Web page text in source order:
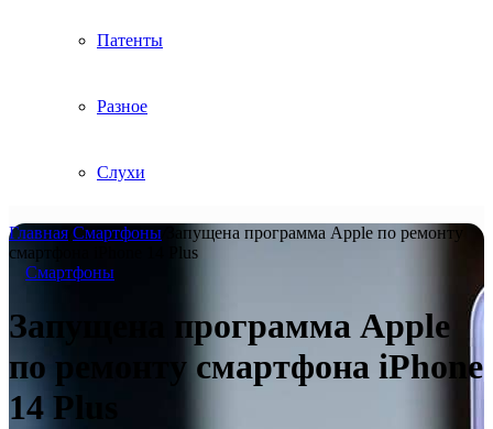
Патенты
Разное
Слухи
Главная Смартфоны
Запущена программа Apple по ремонту
смартфона iPhone 14 Plus
Смартфоны
Запущена программа Apple
по ремонту смартфона iPhone
14 Plus